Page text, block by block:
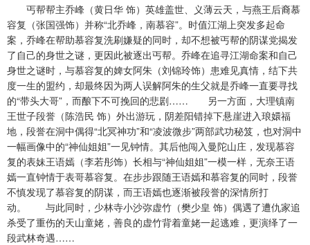
第25集 第26集 第27集
第28集 第29集 第30集
第31集 第32集 第33集
第34集 第35集 第36集
第37集 第38集 第39集
第40集 第41集 第42集
第43集 第44集 第45集
丐帮帮主乔峰（黄日华 饰）英雄盖世、义薄云天，与燕王后裔慕
容复（张国强饰）并称“北乔峰，南慕容”。时值江湖上突发多起命
案，乔峰在帮助慕容复洗刷嫌疑的同时，却不想被丐帮的阴谋党揭发
了自己的身世之谜，更因此被逐出丐帮。乔峰在追寻江湖命案和自己
身世之谜时，与慕容复的婢女阿朱（刘锦玲饰）患难见真情，结下共
度一生的盟约，却最终因为两人误解阿朱的生父就是乔峰一直要寻找
的“带头大哥”，而酿下不可挽回的悲剧…… 另一方面，大理镇南
王世子段誉（陈浩民 饰）外出游玩，阴差阳错掉下悬崖进入琅嬛福
地，段誉在洞中偶得“北冥神功”和“凌波微步”两部武功秘笈，也对洞中
一幅画像中的“神仙姐姐”一见钟情。其后他闯入曼陀山庄，发现慕容
复的表妹王语嫣（李若彤饰）长相与“神仙姐姐”一模一样，无奈王语
嫣一直钟情于表哥慕容复。在步步跟随王语嫣和慕容复的同时，段誉
不慎发现了慕容复的阴谋，而王语嫣也逐渐被段誉的深情所打
动。 与此同时，少林寺小沙弥虚竹（樊少皇 饰）偶遇了遭仇家追
杀受了重伤的天山童姥，善良的虚竹背着童姥一起逃难，更演绎了一
段武林奇遇……